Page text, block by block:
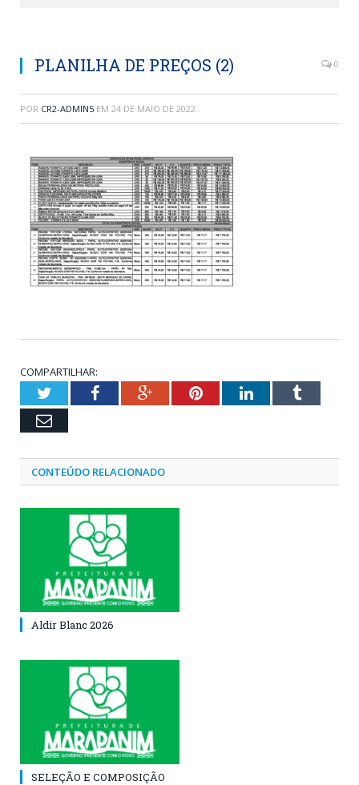
PLANILHA DE PREÇOS (2) 0
POR CR2-ADMIN5 EM 24 DE MAIO DE 2022
COMPARTILHAR:
TwitterFacebookGoogle+PinterestLinkedInTumblr
Email
CONTEÚDO RELACIONADO
Aldir Blanc 2026
SELEÇÃO E COMPOSIÇÃO